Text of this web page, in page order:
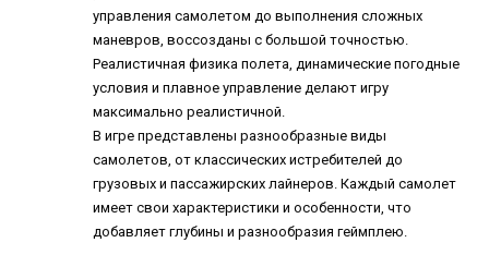
управления самолетом до выполнения сложных
маневров, воссозданы с большой точностью.
Реалистичная физика полета, динамические погодные
условия и плавное управление делают игру
максимально реалистичной.
В игре представлены разнообразные виды
самолетов, от классических истребителей до
грузовых и пассажирских лайнеров. Каждый самолет
имеет свои характеристики и особенности, что
добавляет глубины и разнообразия геймплею.